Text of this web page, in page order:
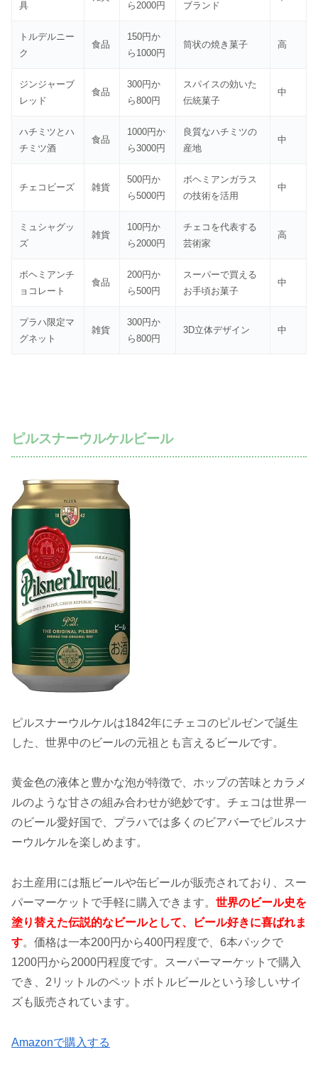
具
ら2000円
ブランド
トルデルニー
ク
食品
150円か
ら1000円
筒状の焼き菓子 高
ジンジャーブ
レッド
食品
300円か
ら800円
スパイスの効いた
伝統菓子
中
ハチミツとハ
チミツ酒
食品
1000円か
ら3000円
良質なハチミツの
産地
中
チェコビーズ 雑貨
500円か
ら5000円
ボヘミアンガラス
の技術を活用
中
ミュシャグッ
ズ
雑貨
100円か
ら2000円
チェコを代表する
芸術家
高
ボヘミアンチ
ョコレート
食品
200円か
ら500円
スーパーで買える
お手頃お菓子
中
プラハ限定マ
グネット
雑貨
300円か
ら800円
3D立体デザイン 中
ピルスナーウルケルビール
ピルスナーウルケルは1842年にチェコのピルゼンで誕生
した、世界中のビールの元祖とも言えるビールです。
黄金色の液体と豊かな泡が特徴で、ホップの苦味とカラメ
ルのような甘さの組み合わせが絶妙です。チェコは世界一
のビール愛好国で、プラハでは多くのビアバーでピルスナ
ーウルケルを楽しめます。
お土産用には瓶ビールや缶ビールが販売されており、スー
パーマーケットで手軽に購入できます。 世界のビール史を
塗り替えた伝説的なビールとして、ビール好きに喜ばれま
す。価格は一本200円から400円程度で、6本パックで
1200円から2000円程度です。スーパーマーケットで購入
でき、2リットルのペットボトルビールという珍しいサイ
ズも販売されています。
Amazonで購入する